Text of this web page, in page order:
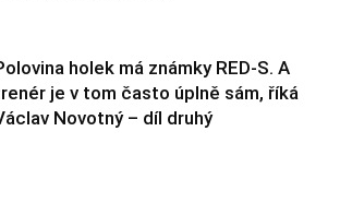
holek má známky RED-S. A
je v tom často úplně sám, říká
Novotný – díl druhý